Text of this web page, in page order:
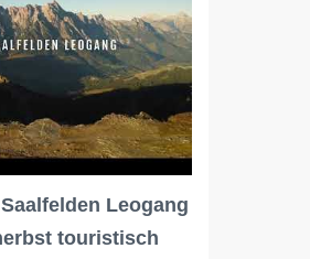
Leogang
touristisch